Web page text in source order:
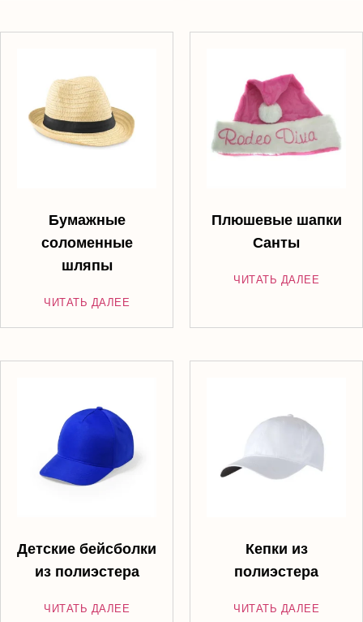
Бумажные
соломенные
шляпы
ЧИТАТЬ ДАЛЕЕ
Плюшевые шапки
Санты
ЧИТАТЬ ДАЛЕЕ
Детские бейсболки
из полиэстера
ЧИТАТЬ ДАЛЕЕ
Кепки из
полиэстера
ЧИТАТЬ ДАЛЕЕ